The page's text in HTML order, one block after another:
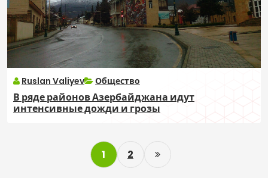
Ruslan Valiyev Общество
В ряде районов Азербайджана идут
интенсивные дожди и грозы
P
o
1 2